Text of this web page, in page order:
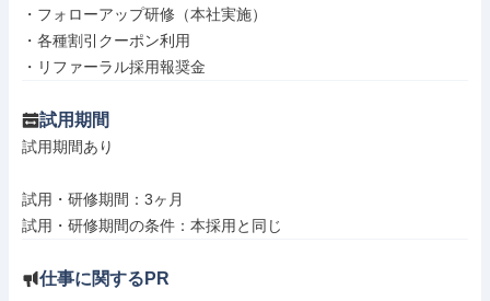
・フォローアップ研修（本社実施）
・各種割引クーポン利用
・リファーラル採用報奨金
試用期間
試用期間あり
試用・研修期間：3ヶ月
仕事に関するPR